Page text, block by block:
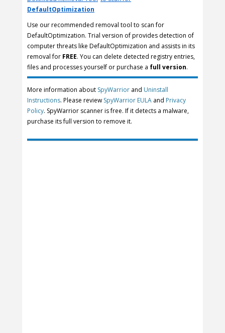
DefaultOptimization
Use our recommended removal tool to scan for
DefaultOptimization. Trial version of provides detection of
computer threats like DefaultOptimization and assists in its
removal for FREE. You can delete detected registry entries,
files and processes yourself or purchase a full version.
More information about SpyWarrior and Uninstall
Instructions. Please review SpyWarrior EULA and Privacy
Policy. SpyWarrior scanner is free. If it detects a malware,
purchase its full version to remove it.